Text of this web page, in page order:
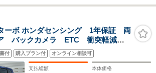
ーボ ホンダセンシング 1年保証 両
バックカメラ ETC 衝突軽減ブ
レーンキープアシスト ステアリ
ズコントロール ドライブレコー
付 購入プラン付 オンライン相談可
支払総額 本体価格